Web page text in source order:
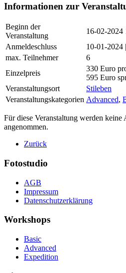
Informationen zur
Beginn der
Veranstaltung
16-02-2024
Anmeldeschluss
10-01-2024
max. Teilnehmer
6
Einzelpreis
330 Euro
595 Euro
Veranstaltungsort
Stileben
Veranstaltungskategorien Advanced,
Für diese Veranstaltung werden keine
angenommen.
Zurück
Fotostudio
AGB
Impressum
Datenschutzerklärung
Workshops
Basic
Advanced
Expedition